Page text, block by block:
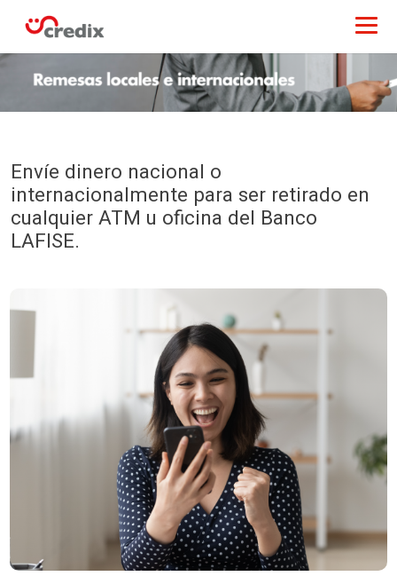
Envíe dinero nacional o
internacionalmente para ser retirado en
cualquier ATM u oficina del Banco
LAFISE.